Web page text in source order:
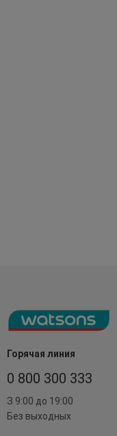
Горячая линия
0 800 300 333
З 9:00 до 19:00
Без выходных